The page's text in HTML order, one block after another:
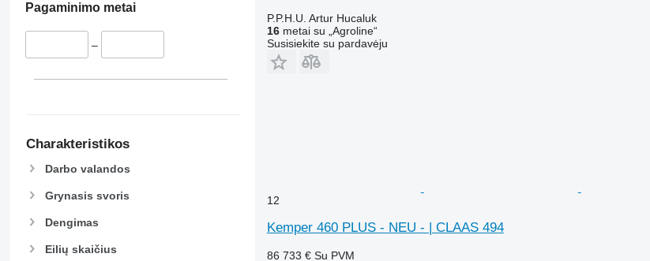
Pagaminimo metai
–
Charakteristikos
Darbo valandos
Grynasis svoris
Dengimas
Eilių skaičius
P.P.H.U. Artur Hucaluk
16metai su „Agroline“
Susisiekite su pardavėju
12
Kemper 460 PLUS - NEU - | CLAAS 494
86 733 € Su PVM